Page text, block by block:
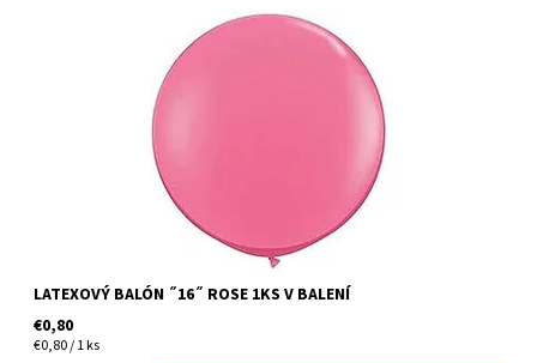
latexovy balon ,,16,, ruzova ruza 1ks v baleni veľkosť do cca
40cm dodavame nenafukany
LATEXOVÝ BALÓN ˝16˝ ROSE 1KS V BALENÍ
€0,80
€0,80 / 1 ks